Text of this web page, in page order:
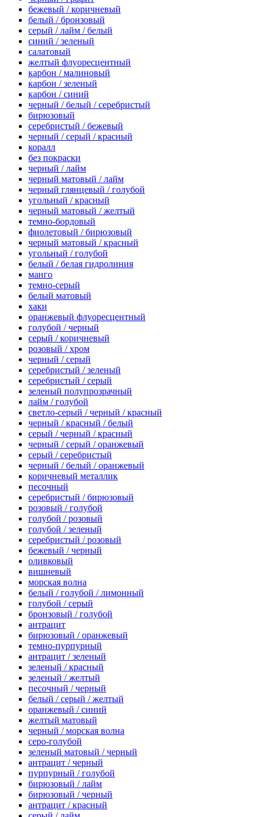
бежевый / коричневый
белый / бронзовый
серый / лайм / белый
синий / зеленый
салатовый
желтый флуоресцентный
карбон / малиновый
карбон / зеленый
карбон / синий
черный / белый / серебристый
бирюзовый
серебристый / бежевый
черный / серый / красный
коралл
без покраски
черный / лайм
черный матовый / лайм
черный глянцевый / голубой
угольный / красный
черный матовый / желтый
темно-бордовый
фиолетовый / бирюзовый
черный матовый / красный
угольный / голубой
белый / белая гидролиния
манго
темно-серый
белый матовый
хаки
оранжевый флуоресцентный
голубой / черный
серый / коричневый
розовый / хром
черный / серый
серебристый / зеленый
серебристый / серый
зеленый полупрозрачный
лайм / голубой
светло-серый / черный / красный
черный / красный / белый
серый / черный / красный
черный / серый / оранжевый
серый / серебристый
черный / белый / оранжевый
коричневый металлик
песочный
серебристый / бирюзовый
розовый / голубой
голубой / розовый
голубой / зеленый
серебристый / розовый
бежевый / черный
оливковый
вишневый
морская волна
белый / голубой / лимонный
голубой / серый
бронзовый / голубой
антрацит
бирюзовый / оранжевый
темно-пурпурный
антрацит / зеленый
зеленый / красный
зеленый / желтый
песочный / черный
белый / серый / желтый
оранжевый / синий
желтый матовый
черный / морская волна
серо-голубой
зеленый матовый / черный
антрацит / черный
пурпурный / голубой
бирюзовый / лайм
бирюзовый / черный
антрацит / красный